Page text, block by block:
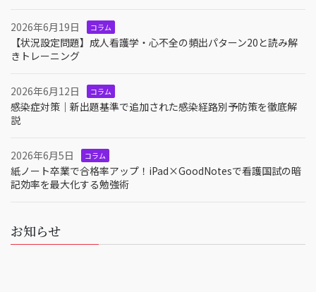
2026年6月19日 コラム
【状況設定問題】成人看護学・心不全の頻出パターン20と読み解
きトレーニング
2026年6月12日 コラム
感染症対策｜新出題基準で追加された感染経路別予防策を徹底解
説
2026年6月5日 コラム
紙ノート卒業で合格率アップ！iPad×GoodNotesで看護国試の暗
記効率を最大化する勉強術
お知らせ